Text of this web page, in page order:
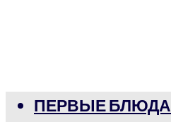
ПЕРВЫЕ БЛЮДА